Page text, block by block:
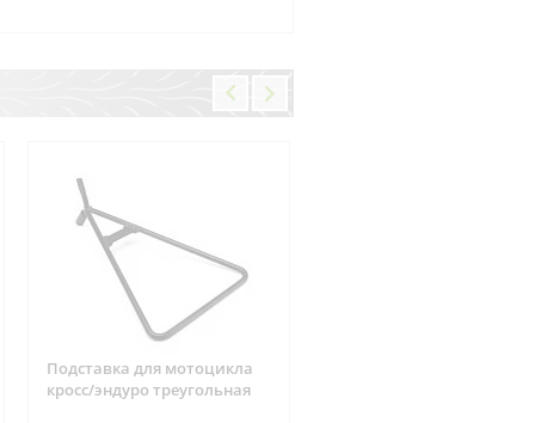
Подставка для мотоцикла
кросс/эндуро треугольная